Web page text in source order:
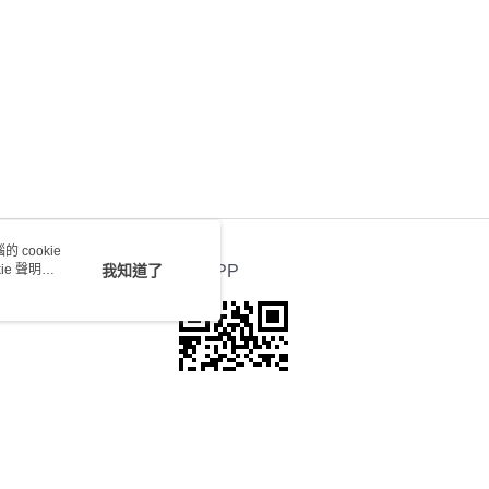
官方APP
的 cookie
聲明使
我知道了